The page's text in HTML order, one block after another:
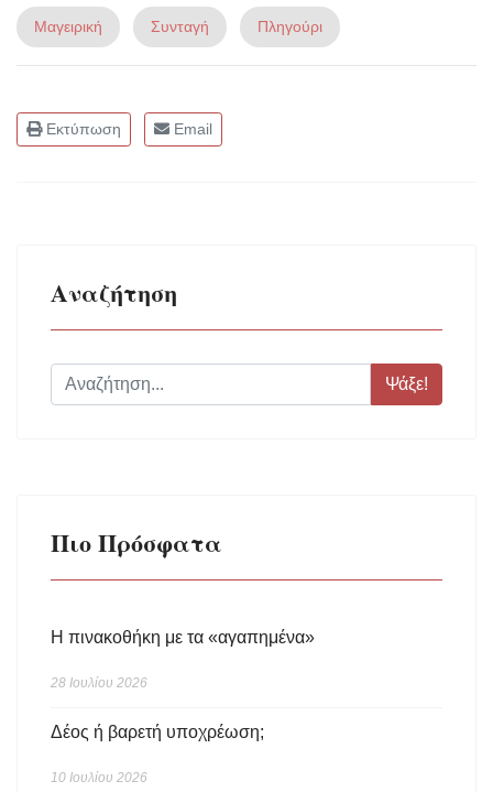
Μαγειρική Συνταγή Πληγούρι
Εκτύπωση Email
Αναζήτηση
Ψάξε!
Πιο Πρόσφατα
Η πινακοθήκη με τα «αγαπημένα»
28 Ιουλίου 2026
Δέος ή βαρετή υποχρέωση;
10 Ιουλίου 2026